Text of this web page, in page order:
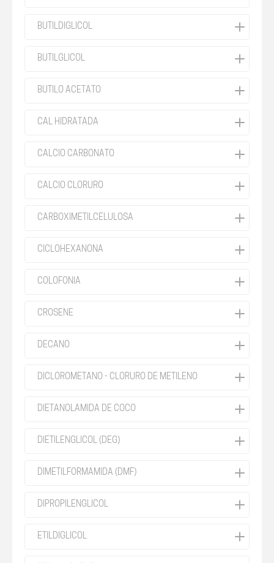
BUTILDIGLICOL
BUTILGLICOL
BUTILO ACETATO
CAL HIDRATADA
CALCIO CARBONATO
CALCIO CLORURO
CARBOXIMETILCELULOSA
CICLOHEXANONA
COLOFONIA
CROSENE
DECANO
DICLOROMETANO - CLORURO DE METILENO
DIETANOLAMIDA DE COCO
DIETILENGLICOL (DEG)
DIMETILFORMAMIDA (DMF)
DIPROPILENGLICOL
ETILDIGLICOL